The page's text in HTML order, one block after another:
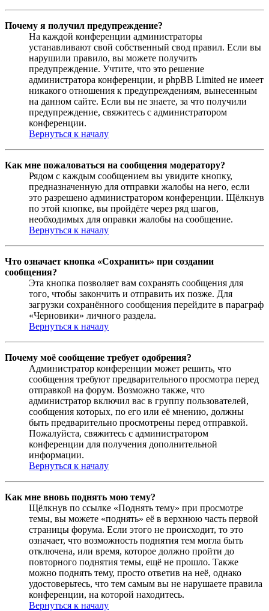
Почему я получил предупреждение?
На каждой конференции администраторы
устанавливают свой собственный свод правил. Если вы
нарушили правило, вы можете получить
предупреждение. Учтите, что это решение
администратора конференции, и phpBB Limited не имеет
никакого отношения к предупреждениям, вынесенным
на данном сайте. Если вы не знаете, за что получили
предупреждение, свяжитесь с администратором
конференции.
Вернуться к началу
Как мне пожаловаться на сообщения модератору?
Рядом с каждым сообщением вы увидите кнопку,
предназначенную для отправки жалобы на него, если
это разрешено администратором конференции. Щёлкнув
по этой кнопке, вы пройдёте через ряд шагов,
необходимых для оправки жалобы на сообщение.
Вернуться к началу
Что означает кнопка «Сохранить» при создании
сообщения?
Эта кнопка позволяет вам сохранять сообщения для
того, чтобы закончить и отправить их позже. Для
загрузки сохранённого сообщения перейдите в параграф
«Черновики» личного раздела.
Вернуться к началу
Почему моё сообщение требует одобрения?
Администратор конференции может решить, что
сообщения требуют предварительного просмотра перед
отправкой на форум. Возможно также, что
администратор включил вас в группу пользователей,
сообщения которых, по его или её мнению, должны
быть предварительно просмотрены перед отправкой.
Пожалуйста, свяжитесь с администратором
конференции для получения дополнительной
информации.
Вернуться к началу
Как мне вновь поднять мою тему?
Щёлкнув по ссылке «Поднять тему» при просмотре
темы, вы можете «поднять» её в верхнюю часть первой
страницы форума. Если этого не происходит, то это
означает, что возможность поднятия тем могла быть
отключена, или время, которое должно пройти до
повторного поднятия темы, ещё не прошло. Также
можно поднять тему, просто ответив на неё, однако
удостоверьтесь, что тем самым вы не нарушаете правила
конференции, на которой находитесь.
Вернуться к началу